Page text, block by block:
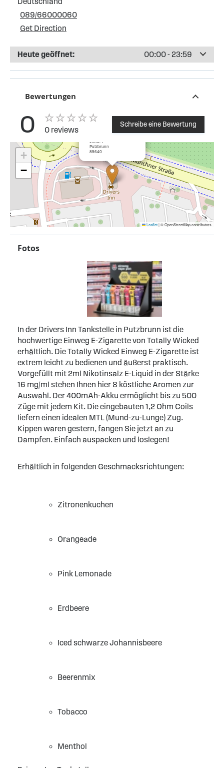
089/66000060
Get Direction
Heute geöffnet: 00:00 - 23:59
Bewertungen
0 0 reviews
Schreibe eine Bewertung
Innstr. 1
Putzbrunn
85640
×
+
−
Leaflet|© OpenStreetMap contributors
Fotos
In der Drivers Inn Tankstelle in Putzbrunn ist die
hochwertige Einweg E-Zigarette von Totally Wicked
erhältlich. Die Totally Wicked Einweg E-Zigarette ist
extrem leicht zu bedienen und äußerst praktisch.
Vorgefüllt mit 2ml Nikotinsalz E-Liquid in der Stärke
16 mg/ml stehen Ihnen hier 8 köstliche Aromen zur
Auswahl. Der 400mAh-Akku ermöglicht bis zu 500
Züge mit jedem Kit. Die eingebauten 1,2 Ohm Coils
liefern einen idealen MTL (Mund-zu-Lunge) Zug.
Kippen waren gestern, fangen Sie jetzt an zu
Dampfen. Einfach auspacken und loslegen!
Erhältlich in folgenden Geschmacksrichtungen:
Zitronenkuchen
Orangeade
Pink Lemonade
Erdbeere
Iced schwarze Johannisbeere
Beerenmix
Tobacco
Menthol